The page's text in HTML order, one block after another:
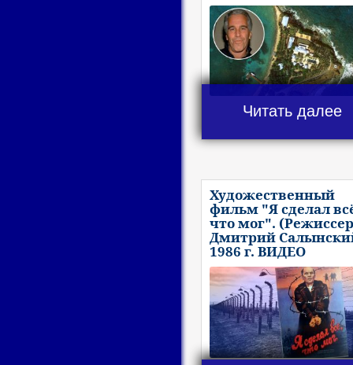
Читать далее
Художественный
фильм "Я сделал
что мог". (Режиссер
Дмитрий
1986 г. ВИДЕО